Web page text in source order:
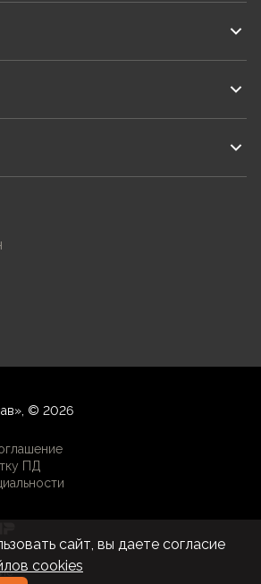
© 2026
ПД
сайт, вы даете согласие
cookies